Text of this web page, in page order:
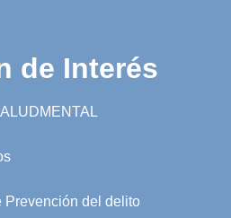
de Interés
Prevención del delito